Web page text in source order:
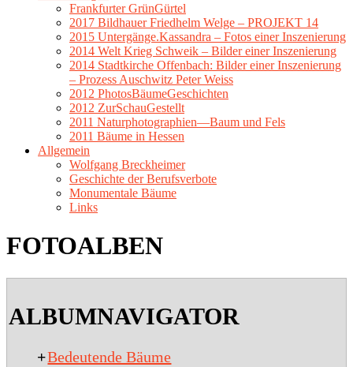
Frankfurter GrünGürtel
2017 Bildhauer Friedhelm Welge – PROJEKT 14
2015 Untergänge.Kassandra – Fotos einer Inszenierung
2014 Welt Krieg Schweik – Bilder einer Inszenierung
2014 Stadtkirche Offenbach: Bilder einer Inszenierung
– Prozess Auschwitz Peter Weiss
2012 PhotosBäumeGeschichten
2012 ZurSchauGestellt
2011 Naturphotographien—Baum und Fels
2011 Bäume in Hessen
Allgemein
Wolfgang Breckheimer
Geschichte der Berufsverbote
Monumentale Bäume
Links
FOTOALBEN
15
ALBUMNAVIGATOR
+Bedeutende Bäume